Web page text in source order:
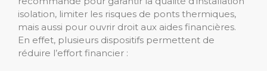
isolation, limiter les risques de ponts thermiques,
mais aussi pour ouvrir droit aux aides financières.
En effet, plusieurs dispositifs permettent de
réduire l’effort financier :